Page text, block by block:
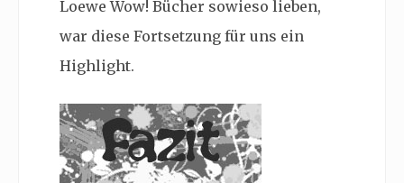
Loewe Wow! Bücher sowieso lieben,
war diese Fortsetzung für uns ein
Highlight.